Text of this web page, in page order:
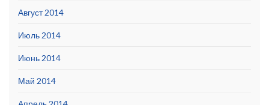
Август 2014
Июль 2014
Июнь 2014
Май 2014